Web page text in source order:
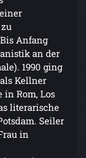
Anfang
an der
1990 ging
Kellner
in Rom, Los
literarische
Seiler
in